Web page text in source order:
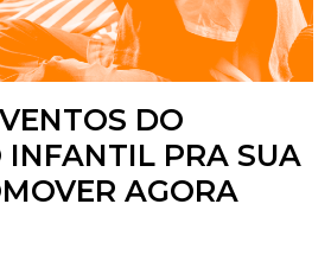
DO
INFANTIL PRA SUA
AGORA